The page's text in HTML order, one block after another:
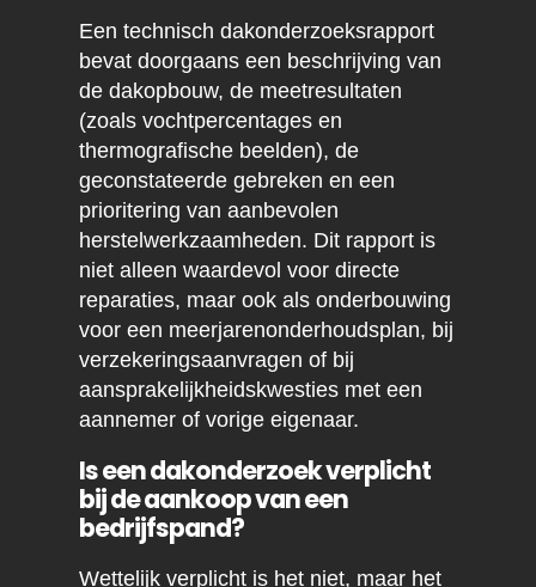
Een technisch dakonderzoeksrapport
bevat doorgaans een beschrijving van
de dakopbouw, de meetresultaten
(zoals vochtpercentages en
thermografische beelden), de
geconstateerde gebreken en een
prioritering van aanbevolen
herstelwerkzaamheden. Dit rapport is
niet alleen waardevol voor directe
reparaties, maar ook als onderbouwing
voor een meerjarenonderhoudsplan, bij
verzekeringsaanvragen of bij
aansprakelijkheidskwesties met een
aannemer of vorige eigenaar.
Is een dakonderzoek verplicht
bij de aankoop van een
bedrijfspand?
Wettelijk verplicht is het niet, maar het